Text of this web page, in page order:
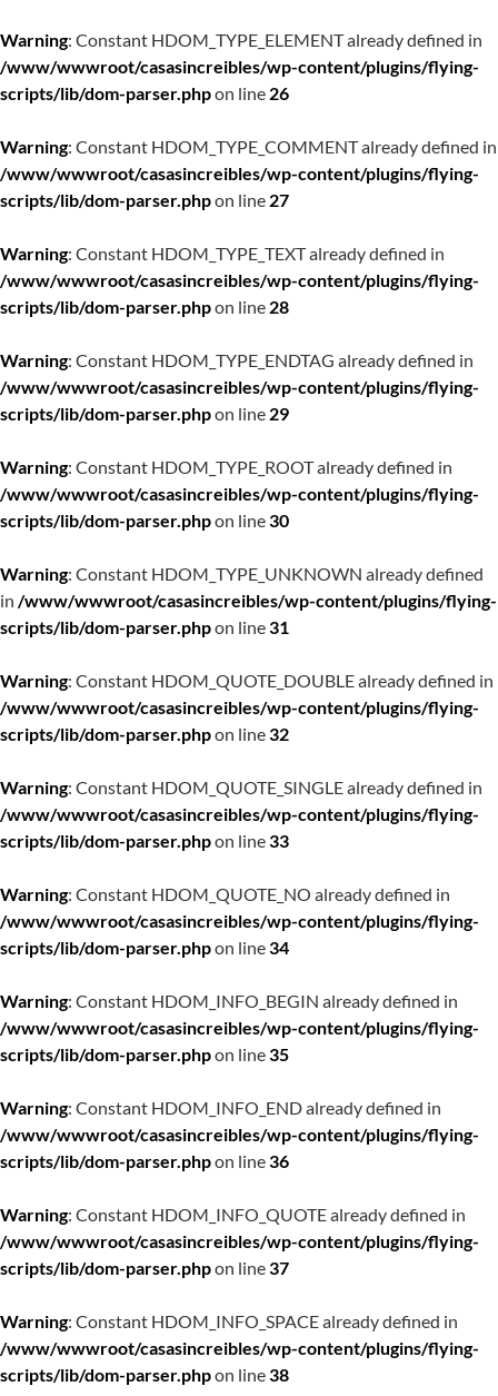
Warning: Constant HDOM_TYPE_ELEMENT already defined in
/www/wwwroot/casasincreibles/wp-content/plugins/flying-
scripts/lib/dom-parser.phpon line 26
Warning: Constant HDOM_TYPE_COMMENT already defined in
/www/wwwroot/casasincreibles/wp-content/plugins/flying-
scripts/lib/dom-parser.phpon line 27
Warning: Constant HDOM_TYPE_TEXT already defined in
/www/wwwroot/casasincreibles/wp-content/plugins/flying-
scripts/lib/dom-parser.phpon line 28
Warning: Constant HDOM_TYPE_ENDTAG already defined in
/www/wwwroot/casasincreibles/wp-content/plugins/flying-
scripts/lib/dom-parser.phpon line 29
Warning: Constant HDOM_TYPE_ROOT already defined in
/www/wwwroot/casasincreibles/wp-content/plugins/flying-
scripts/lib/dom-parser.phpon line30
Warning: Constant HDOM_TYPE_UNKNOWN already defined
in /www/wwwroot/casasincreibles/wp-content/plugins/flying-
scripts/lib/dom-parser.phpon line31
Warning: Constant HDOM_QUOTE_DOUBLE already defined in
/www/wwwroot/casasincreibles/wp-content/plugins/flying-
scripts/lib/dom-parser.phpon line32
Warning: Constant HDOM_QUOTE_SINGLE already defined in
/www/wwwroot/casasincreibles/wp-content/plugins/flying-
scripts/lib/dom-parser.phpon line33
Warning: Constant HDOM_QUOTE_NO already defined in
/www/wwwroot/casasincreibles/wp-content/plugins/flying-
scripts/lib/dom-parser.phpon line34
Warning: Constant HDOM_INFO_BEGIN already defined in
/www/wwwroot/casasincreibles/wp-content/plugins/flying-
scripts/lib/dom-parser.phpon line35
Warning: Constant HDOM_INFO_END already defined in
/www/wwwroot/casasincreibles/wp-content/plugins/flying-
scripts/lib/dom-parser.phpon line36
Warning: Constant HDOM_INFO_QUOTE already defined in
/www/wwwroot/casasincreibles/wp-content/plugins/flying-
scripts/lib/dom-parser.phpon line37
Warning: Constant HDOM_INFO_SPACE already defined in
/www/wwwroot/casasincreibles/wp-content/plugins/flying-
scripts/lib/dom-parser.phpon line38